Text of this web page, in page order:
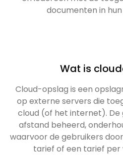
documenten in
Wat is
Cloud-opslag is een
op externe servers die
cloud (of het internet). De
afstand beheerd,
waarvoor de gebruikers
tarief of een tarief per